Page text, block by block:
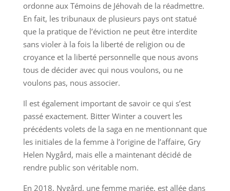
ordonne aux Témoins de Jéhovah de la réadmettre.
En fait, les tribunaux de plusieurs pays ont statué
que la pratique de l’éviction ne peut être interdite
sans violer à la fois la liberté de religion ou de
croyance et la liberté personnelle que nous avons
tous de décider avec qui nous voulons, ou ne
voulons pas, nous associer.
Il est également important de savoir ce qui s’est
passé exactement. Bitter Winter a couvert les
précédents volets de la saga en ne mentionnant que
les initiales de la femme à l’origine de l’affaire, Gry
Helen Nygård, mais elle a maintenant décidé de
rendre public son véritable nom.
En 2018, Nygård, une femme mariée, est allée dans